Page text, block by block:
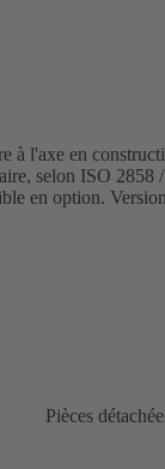
à l'axe en
selon ISO 2858 /
en option.
Pièces